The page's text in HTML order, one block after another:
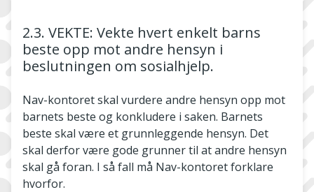
2.3. VEKTE: Vekte hvert enkelt barns
beste opp mot andre hensyn i
beslutningen om sosialhjelp.
Nav-kontoret skal vurdere andre hensyn opp mot
barnets beste og konkludere i saken. Barnets
beste skal være et grunnleggende hensyn. Det
skal derfor være gode grunner til at andre hensyn
skal gå foran. I så fall må Nav-kontoret forklare
hvorfor.